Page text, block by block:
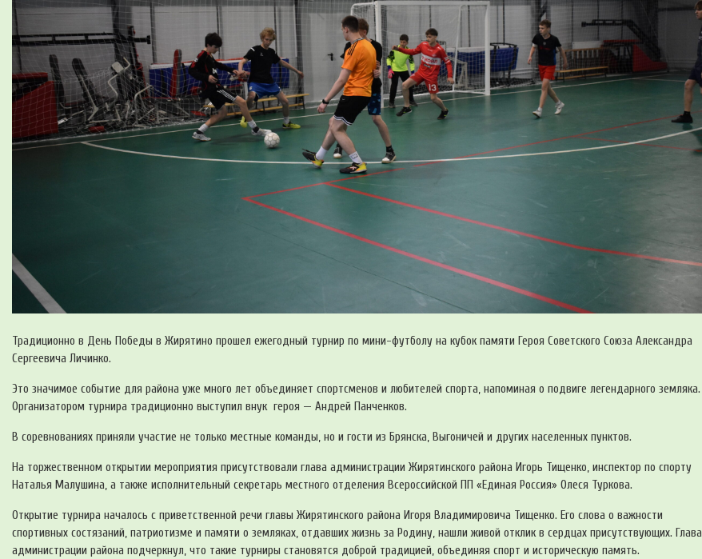
Традиционно в День Победы в Жирятино прошел ежегодный турнир по мини-футболу на кубок памяти Героя Советского Союза Александра
Сергеевича Личинко.
Это значимое событие для района уже много лет объединяет спортсменов и любителей спорта, напоминая о подвиге легендарного земляка.
Организатором турнира традиционно выступил внук героя — Андрей Панченков.
В соревнованиях приняли участие не только местные команды, но и гости из Брянска, Выгоничей и других населенных пунктов.
На торжественном открытии мероприятия присутствовали глава администрации Жирятинского района Игорь Тищенко, инспектор по спорту
Наталья Малушина, а также исполнительный секретарь местного отделения Всероссийской ПП «Единая Россия» Олеся Туркова.
Открытие турнира началось с приветственной речи главы Жирятинского района Игоря Владимировича Тищенко. Его слова о важности
спортивных состязаний, патриотизме и памяти о земляках, отдавших жизнь за Родину, нашли живой отклик в сердцах присутствующих. Глава
администрации района подчеркнул, что такие турниры становятся доброй традицией, объединяя спорт и историческую память.